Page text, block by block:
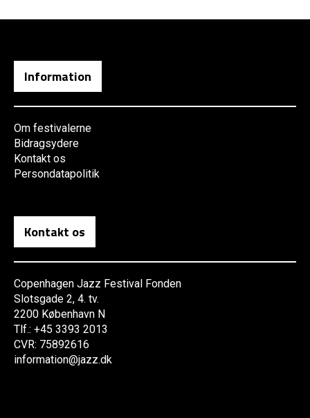
Information
Om festivalerne
Bidragsydere
Kontakt os
Persondatapolitik
Kontakt os
Copenhagen Jazz Festival Fonden
Slotsgade 2, 4. tv.
2200 København N
Tlf.: +45 3393 2013
CVR: 75892616
information@jazz.dk